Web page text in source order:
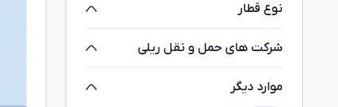
نوع قطار
شرکت های حمل و نقل ریلی
موارد دیگر